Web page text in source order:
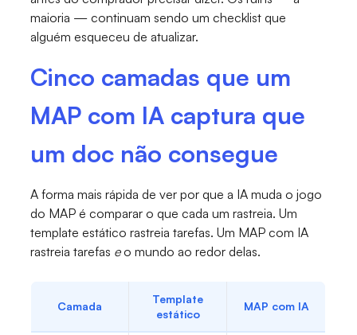
maioria — continuam sendo um checklist que
alguém esqueceu de atualizar.
Cinco camadas que um
MAP com IA captura que
um doc não consegue
A forma mais rápida de ver por que a IA muda o jogo
do MAP é comparar o que cada um rastreia. Um
template estático rastreia tarefas. Um MAP com IA
rastreia tarefas eo mundo ao redor delas.
Camada
Template
estático
MAP com IA